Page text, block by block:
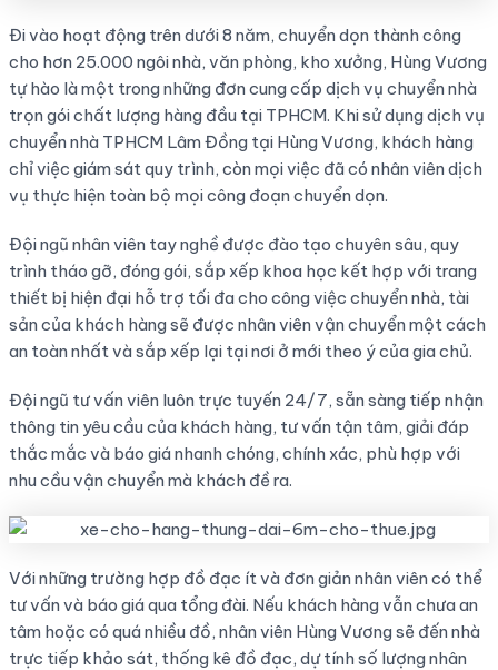
Đi vào hoạt động trên dưới 8 năm, chuyển dọn thành công
cho hơn 25.000 ngôi nhà, văn phòng, kho xưởng, Hùng Vương
tự hào là một trong những đơn cung cấp dịch vụ chuyển nhà
trọn gói chất lượng hàng đầu tại TPHCM. Khi sử dụng dịch vụ
chuyển nhà TPHCM Lâm Đồng tại Hùng Vương, khách hàng
chỉ việc giám sát quy trình, còn mọi việc đã có nhân viên dịch
vụ thực hiện toàn bộ mọi công đoạn chuyển dọn.
Đội ngũ nhân viên tay nghề được đào tạo chuyên sâu, quy
trình tháo gỡ, đóng gói, sắp xếp khoa học kết hợp với trang
thiết bị hiện đại hỗ trợ tối đa cho công việc chuyển nhà, tài
sản của khách hàng sẽ được nhân viên vận chuyển một cách
an toàn nhất và sắp xếp lại tại nơi ở mới theo ý của gia chủ.
Đội ngũ tư vấn viên luôn trực tuyến 24/7, sẵn sàng tiếp nhận
thông tin yêu cầu của khách hàng, tư vấn tận tâm, giải đáp
thắc mắc và báo giá nhanh chóng, chính xác, phù hợp với
nhu cầu vận chuyển mà khách đề ra.
Với những trường hợp đồ đạc ít và đơn giản nhân viên có thể
tư vấn và báo giá qua tổng đài. Nếu khách hàng vẫn chưa an
tâm hoặc có quá nhiều đồ, nhân viên Hùng Vương sẽ đến nhà
trực tiếp khảo sát, thống kê đồ đạc, dự tính số lượng nhân